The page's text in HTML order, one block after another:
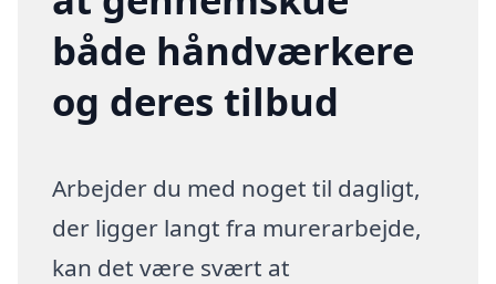
både håndværkere
og deres tilbud
Arbejder du med noget til dagligt,
der ligger langt fra murerarbejde,
kan det være svært at